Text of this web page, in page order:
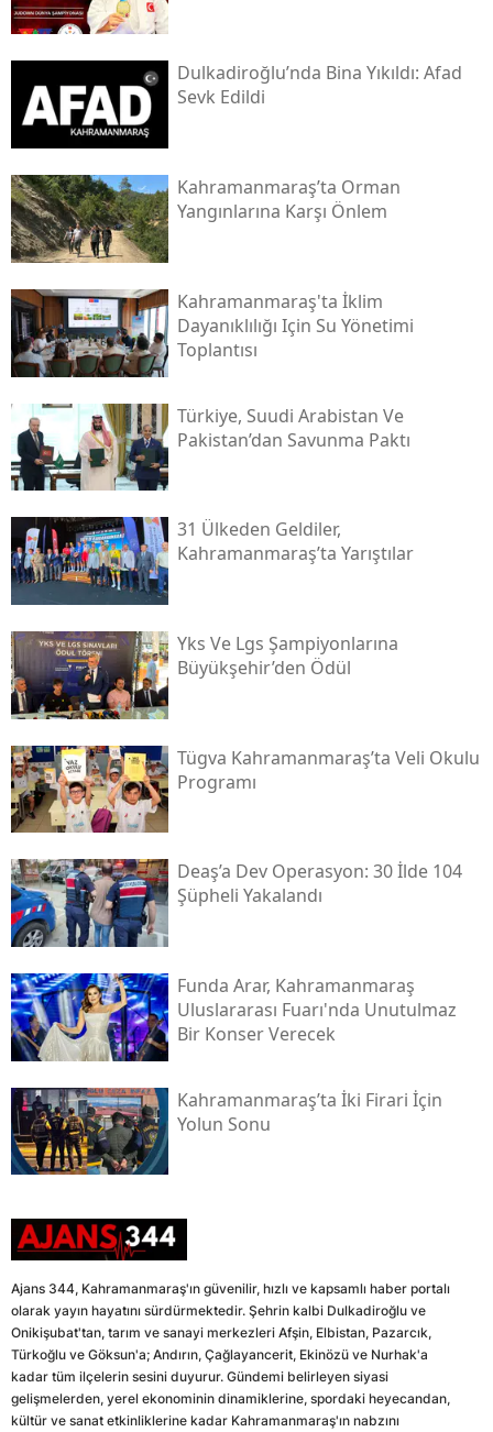
Dulkadiroğlu’nda Bina Yıkıldı: Afad
Sevk Edildi
Kahramanmaraş’ta Orman
Yangınlarına Karşı Önlem
Kahramanmaraş'ta İklim
Dayanıklılığı Için Su Yönetimi
Toplantısı
Türkiye, Suudi Arabistan Ve
Pakistan’dan Savunma Paktı
31 Ülkeden Geldiler,
Kahramanmaraş’ta Yarıştılar
Yks Ve Lgs Şampiyonlarına
Büyükşehir’den Ödül
Tügva Kahramanmaraş’ta Veli Okulu
Programı
Deaş’a Dev Operasyon: 30 İlde 104
Şüpheli Yakalandı
Funda Arar, Kahramanmaraş
Uluslararası Fuarı'nda Unutulmaz
Bir Konser Verecek
Kahramanmaraş’ta İki Firari İçin
Yolun Sonu
Ajans 344, Kahramanmaraş'ın güvenilir, hızlı ve kapsamlı haber portalı
olarak yayın hayatını sürdürmektedir. Şehrin kalbi Dulkadiroğlu ve
Onikişubat'tan, tarım ve sanayi merkezleri Afşin, Elbistan, Pazarcık,
Türkoğlu ve Göksun'a; Andırın, Çağlayancerit, Ekinözü ve Nurhak'a
kadar tüm ilçelerin sesini duyurur. Gündemi belirleyen siyasi
gelişmelerden, yerel ekonominin dinamiklerine, spordaki heyecandan,
kültür ve sanat etkinliklerine kadar Kahramanmaraş'ın nabzını